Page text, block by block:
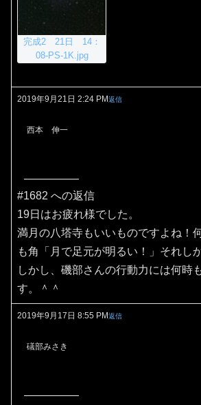
完成2 21日 14：
08-PS-1K.jpg
2019年9月21日 2:24 PM返信
西本 伸一
#1682 への返信
19日はお疲れ様でした。
満月の八塔寺もいいものですよね！
も角「月で足元が明るい！」それし
しかし、磯部さんの行動力には何時
す。＾＾
2019年9月17日 8:55 PM返信
礒部みさき